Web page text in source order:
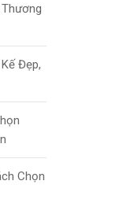
Đẹp,
Chọn